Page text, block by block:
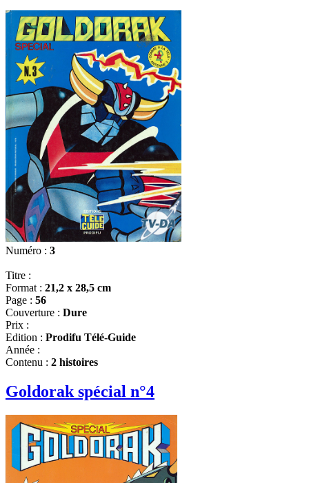
Numéro : 3
Titre :
Format : 21,2 x 28,5 cm
Page : 56
Couverture : Dure
Prix :
Edition : Prodifu Télé-Guide
Année :
Contenu : 2 histoires
Goldorak spécial n°4